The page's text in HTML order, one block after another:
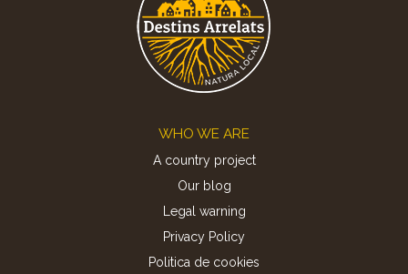
WHO WE ARE
A country project
Our blog
Legal warning
Privacy Policy
Politica de cookies